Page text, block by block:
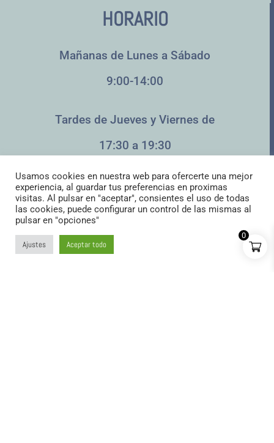
0
Pack Croquetas LOVER
21.99€ + AÑADIR:
HORARIO
Mañanas de Lunes a Sábado
9:00-14:00
Tardes de Jueves y Viernes de
17:30 a 19:30
Usamos cookies en nuestra web para ofercerte una mejor
experiencia, al guardar tus preferencias en proximas
visitas. Al pulsar en "aceptar", consientes el uso de todas
las cookies, puede configurar un control de las mismas al
pulsar en "opciones"
Ajustes Aceptar todo